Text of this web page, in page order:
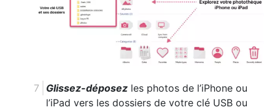
Glissez-déposez les photos de l’iPhone ou
l’iPad vers les dossiers de votre clé USB ou